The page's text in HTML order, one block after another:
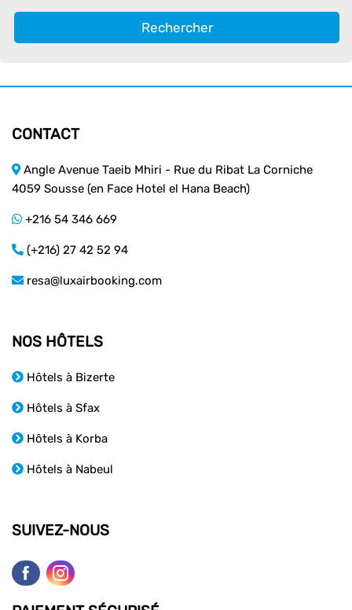
Rechercher
CONTACT
Angle Avenue Taeib Mhiri - Rue du Ribat La Corniche
4059 Sousse (en Face Hotel el Hana Beach)
+216 54 346 669
(+216) 27 42 52 94
resa@luxairbooking.com
NOS HÔTELS
Hôtels à Bizerte
Hôtels à Sfax
Hôtels à Korba
Hôtels à Nabeul
SUIVEZ-NOUS